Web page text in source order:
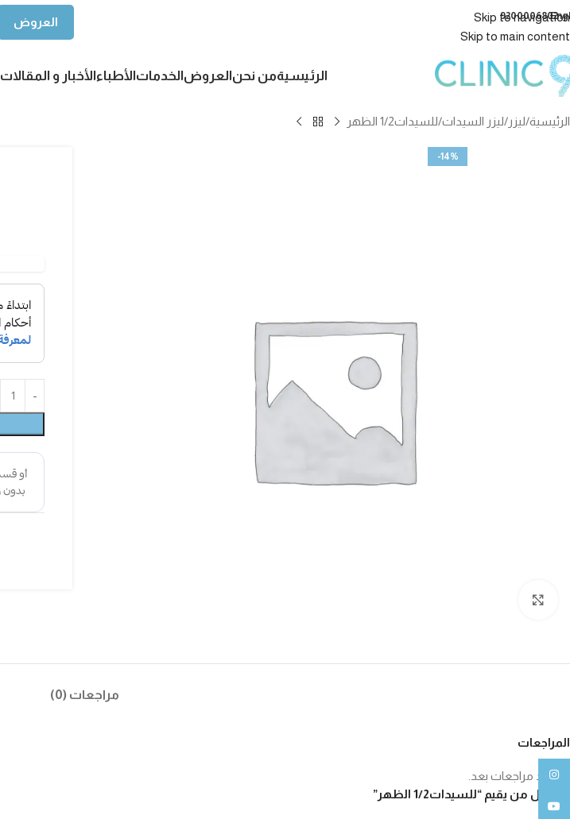
Skip to navigation
Skip to main content
9200006802 العروض
الرئيسيةمن نحنالعروضالخدماتالأطباءالأخبار و المقالات
الرئيسية ليزر ليزر السيدات للسيدات1/2 الظهر
-14%
مراجعات (0)
المراجعات
لا توجد مراجعات بعد.
كن أول من يقيم “للسيدات1/2 الظهر”
انستغرام